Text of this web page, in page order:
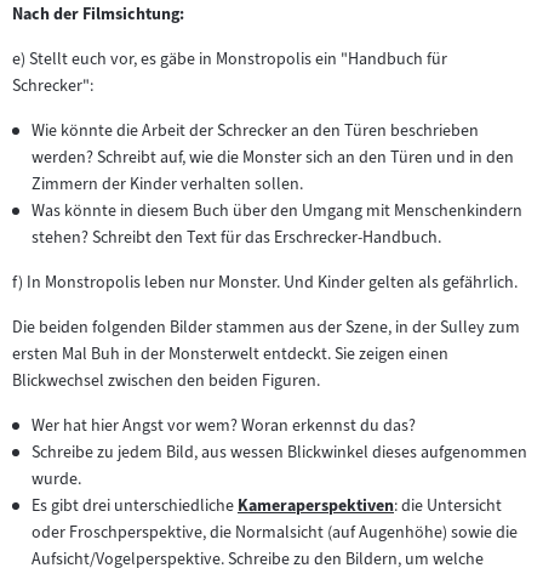
Nach der Filmsichtung:
e) Stellt euch vor, es gäbe in Monstropolis ein "Handbuch für
Schrecker":
Wie könnte die Arbeit der Schrecker an den Türen beschrieben
werden? Schreibt auf, wie die Monster sich an den Türen und in den
Zimmern der Kinder verhalten sollen.
Was könnte in diesem Buch über den Umgang mit Menschenkindern
stehen? Schreibt den Text für das Erschrecker-Handbuch.
f) In Monstropolis leben nur Monster. Und Kinder gelten als gefährlich.
Die beiden folgenden Bilder stammen aus der Szene, in der Sulley zum
ersten Mal Buh in der Monsterwelt entdeckt. Sie zeigen einen
Blickwechsel zwischen den beiden Figuren.
Wer hat hier Angst vor wem? Woran erkennst du das?
Schreibe zu jedem Bild, aus wessen Blickwinkel dieses aufgenommen
wurde.
Es gibt drei unterschiedlicheZum
Inhalt:
Kameraperspektiven: die Untersicht
oder Froschperspektive, die Normalsicht (auf Augenhöhe) sowie die
Aufsicht/Vogelperspektive. Schreibe zu den Bildern, um welche